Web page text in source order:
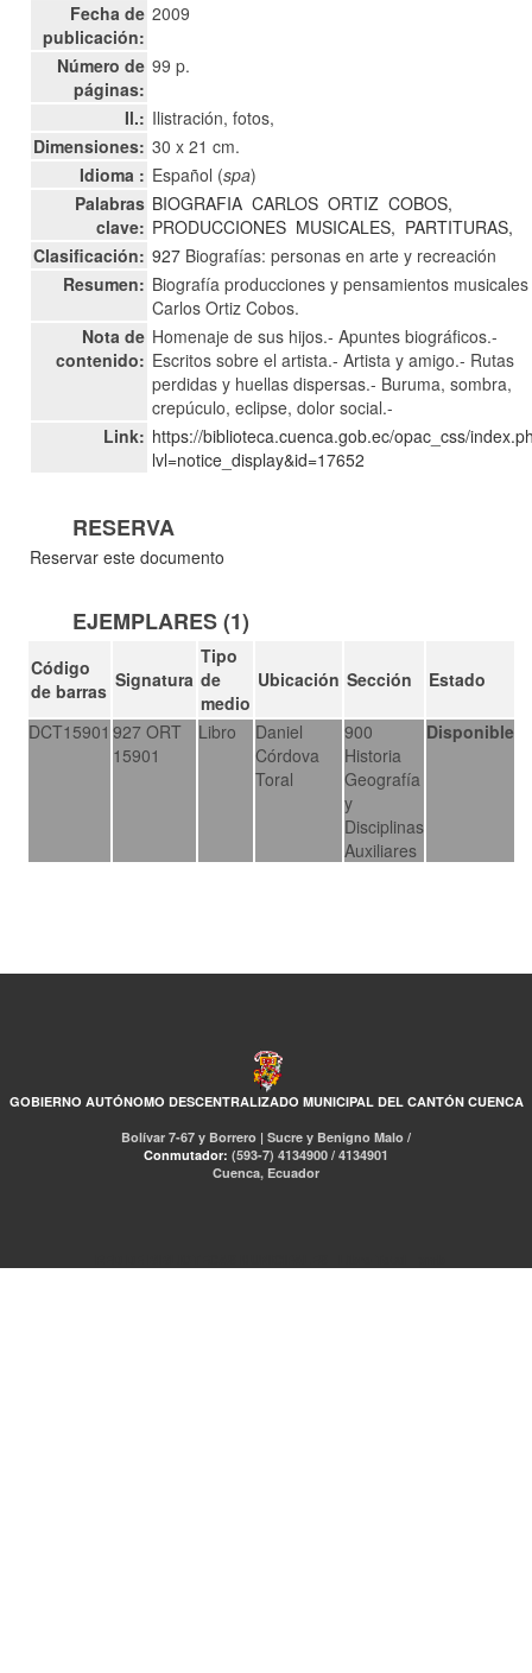
Fecha de
publicación:
2009
Número de
páginas:
99 p.
Il.: Ilistración, fotos,
Dimensiones: 30 x 21 cm.
Idioma : Español (spa)
Palabras
clave:
BIOGRAFIA CARLOS ORTIZ COBOS,
PRODUCCIONES MUSICALES, PARTITURAS,
Clasificación: 927 Biografías: personas en arte y recreación
Resumen: Biografía producciones y pensamientos
Carlos Ortiz Cobos.
Nota de
contenido:
Homenaje de sus hijos.- Apuntes biográficos.-
Escritos sobre el artista.- Artista y amigo.- Rutas
perdidas y huellas dispersas.- Buruma, sombra,
crepúculo, eclipse, dolor social.-
Link: https://biblioteca.cuenca.gob.ec/opac_css/
lvl=notice_display&id=17652
RESERVA
Reservar este documento
EJEMPLARES (1)
Código
de barras Signatura
Tipo
de
medio
Ubicación Sección Estado
DCT15901 927 ORT
15901
Libro
Daniel
Córdova
Toral
900
Historia
Geografía
y
Disciplinas
Auxiliares
Disponible
GOBIERNO AUTÓNOMO DESCENTRALIZADO MUNICIPAL DEL CANTÓN CUENCA
Bolívar 7-67 y Borrero | Sucre y Benigno Malo /
Conmutador: (593-7) 4134900 / 4134901
Cuenca, Ecuador